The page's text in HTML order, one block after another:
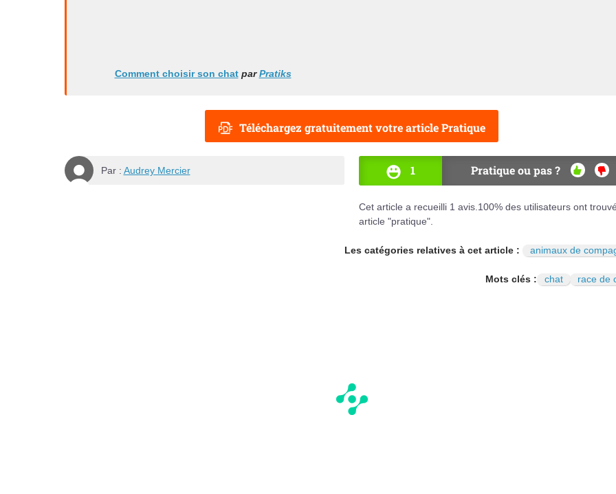
Comment choisir son chat parPratiks
Téléchargez gratuitement votre article Pratique
Par : Audrey Mercier 1 Pratique ou pas ?
OUI NON
Cet article a recueilli 1 avis. 100% des utilisateurs ont
article "pratique".
Les catégories relatives à cet article : animaux de
Mots clés : chat race de